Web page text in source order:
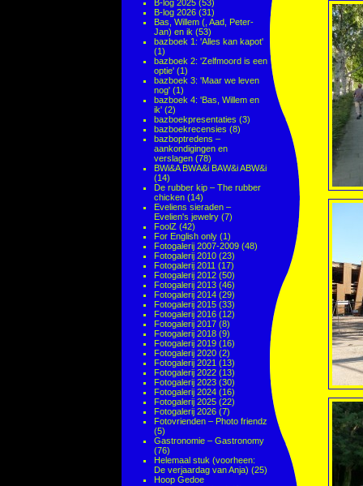
B-log 2025 (53)
B-log 2026 (31)
Bas, Willem (, Aad, Peter-
Jan) en ik (53)
bazboek 1: 'Alles kan kapot'
(1)
bazboek 2: 'Zelfmoord is een
optie' (1)
bazboek 3: 'Maar we leven
nog' (1)
bazboek 4: 'Bas, Willem en
ik' (2)
bazboekpresentaties (3)
bazboekrecensies (8)
bazboptredens –
aankondigingen en
verslagen (78)
BWi&A BWA&i BAW&i ABW&i
(14)
De rubber kip – The rubber
chicken (14)
Eveliens sieraden –
Evelien's jewelry (7)
FoolZ (42)
For English only (1)
Fotogalerij 2007-2009 (48)
Fotogalerij 2010 (23)
Fotogalerij 2011 (17)
Fotogalerij 2012 (50)
Fotogalerij 2013 (46)
Fotogalerij 2014 (29)
Fotogalerij 2015 (33)
Fotogalerij 2016 (12)
Fotogalerij 2017 (8)
Fotogalerij 2018 (9)
Fotogalerij 2019 (16)
Fotogalerij 2020 (2)
Fotogalerij 2021 (13)
Fotogalerij 2022 (13)
Fotogalerij 2023 (30)
Fotogalerij 2024 (16)
Fotogalerij 2025 (22)
Fotogalerij 2026 (7)
Fotovrienden – Photo friendz
(5)
Gastronomie – Gastronomy
(76)
Helemaal stuk (voorheen:
De verjaardag van Anja) (25)
Hoop Gedoe